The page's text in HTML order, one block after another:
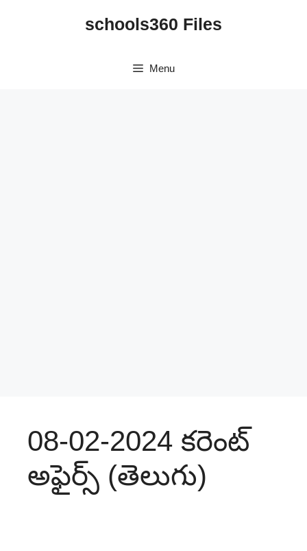
schools360 Files
Menu
08-02-2024 కరెంట్‌
అఫైర్స్‌ (తెలుగు)